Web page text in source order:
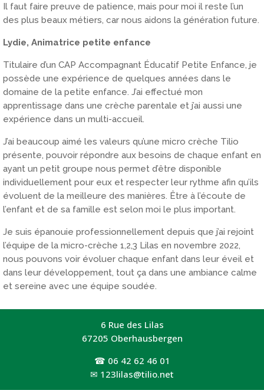
Il faut faire preuve de patience, mais pour moi il reste l’un
des plus beaux métiers, car nous aidons la génération future.
Lydie, Animatrice petite enfance
Titulaire d’un CAP Accompagnant Éducatif Petite Enfance, je
possède une expérience de quelques années dans le
domaine de la petite enfance. J’ai effectué mon
apprentissage dans une crèche parentale et j’ai aussi une
expérience dans un multi-accueil.
J’ai beaucoup aimé les valeurs qu’une micro crèche Tilio
présente, pouvoir répondre aux besoins de chaque enfant en
ayant un petit groupe nous permet d’être disponible
individuellement pour eux et respecter leur rythme afin qu’ils
évoluent de la meilleure des manières. Être à l’écoute de
l’enfant et de sa famille est selon moi le plus important.
Je suis épanouie professionnellement depuis que j’ai rejoint
l’équipe de la micro-crèche 1,2,3 Lilas en novembre 2022,
nous pouvons voir évoluer chaque enfant dans leur éveil et
dans leur développement, tout ça dans une ambiance calme
et sereine avec une équipe soudée.
6 Rue des Lilas
67205 Oberhausbergen
☎ 06 42 62 46 01
✉ 123lilas@tilio.net